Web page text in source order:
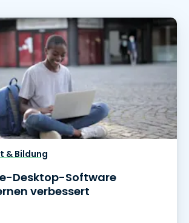
& Bildung
Desktop-Software
verbessert